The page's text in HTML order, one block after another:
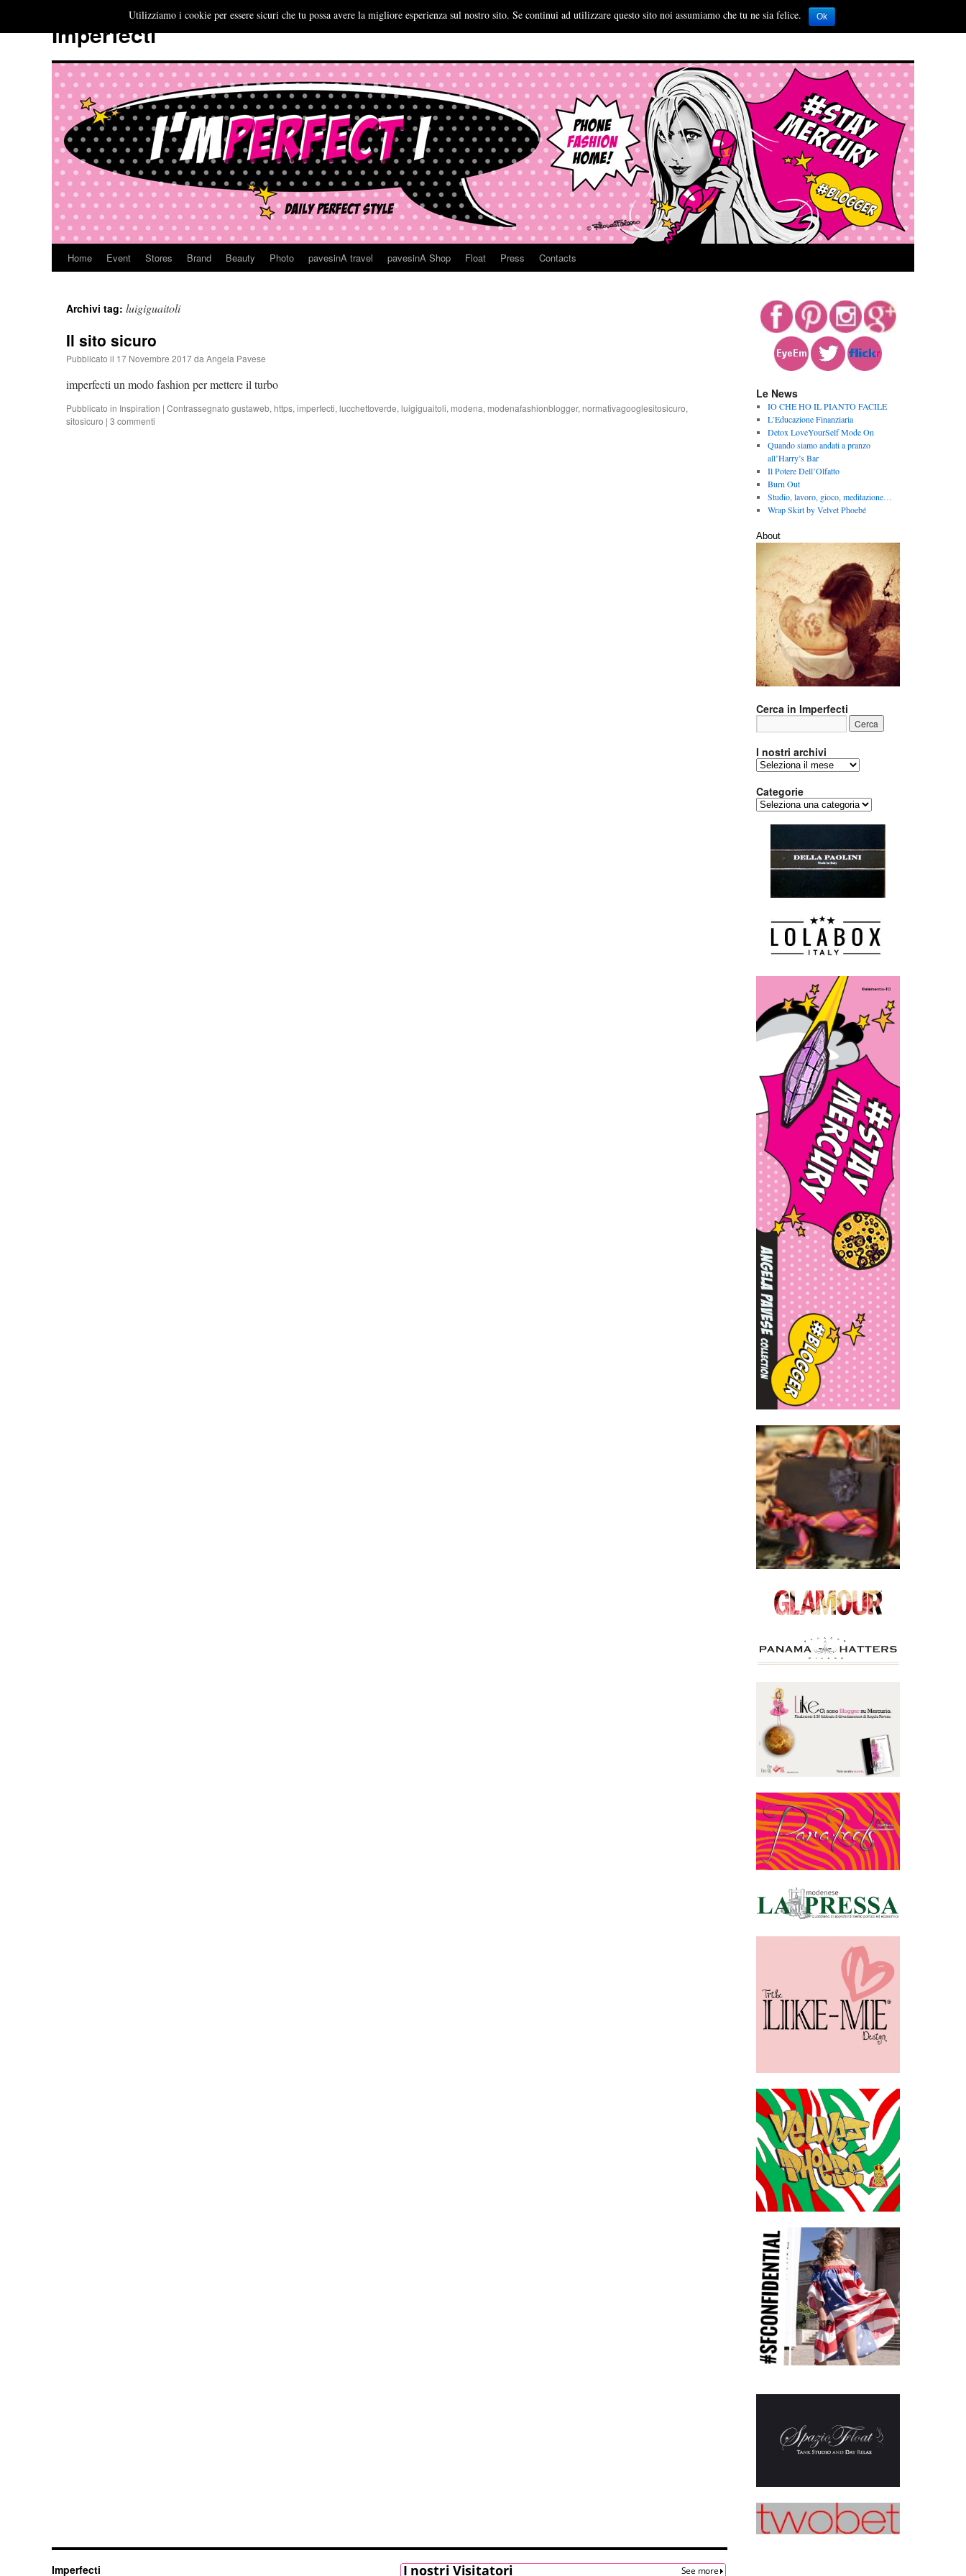
Imperfecti
Vai
contenuto
Home Event Stores Brand Beauty Photo pavesinA travel pavesinA Shop Float Press Contacts
Archivi tag: luigiguaitoli
Il sito sicuro
Pubblicato il 17 Novembre 2017da Angela Pavese
imperfecti un modo fashion per mettere il turbo
Pubblicato in Inspiration | Contrassegnato gustaweb, https, imperfecti, lucchettoverde, luigiguaitoli, modena, modenafashionblogger, normativagooglesitosicuro,
sitosicuro | 3 commenti
Le News
IO CHE HO IL PIANTO FACILE
L’Educazione Finanziaria
Detox LoveYourSelf Mode On
Quando siamo andati a pranzo
all’Harry’s Bar
Il Potere Dell’Olfatto
Burn Out
Studio, lavoro, gioco, meditazione…
Wrap Skirt by Velvet Phoebé
About
Cerca in Imperfecti
I nostri archivi
archivi
Categorie
Categorie
Imperfecti
Utilizziamo i cookie per essere sicuri che tu possa avere la migliore esperienza sul nostro sito. Se continui ad utilizzare questo sito noi assumiamo che tu ne sia felice. Ok